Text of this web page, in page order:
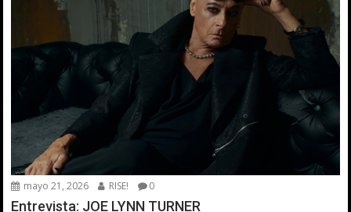
mayo 21, 2026 RISE! 0
Entrevista: JOE LYNN TURNER